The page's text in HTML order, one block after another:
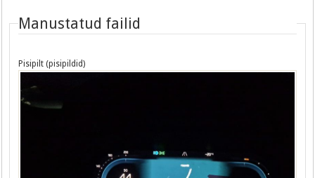
Manustatud failid
Pisipilt (pisipildid)